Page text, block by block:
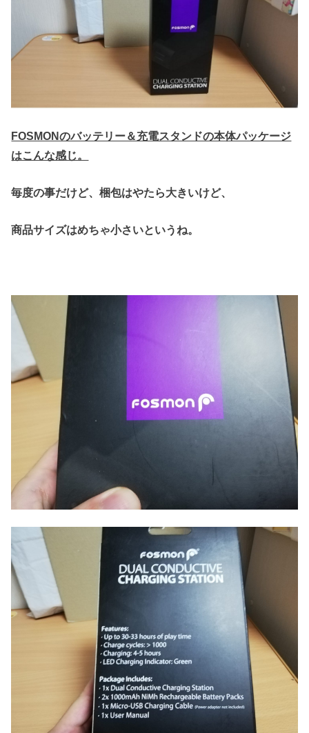
FOSMONのバッテリー＆充電スタンドの本体パッケージ
はこんな感じ。
毎度の事だけど、梱包はやたら大きいけど、
商品サイズはめちゃ小さいというね。